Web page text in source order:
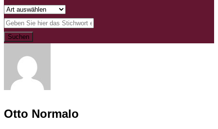
Suchen
Otto Normalo